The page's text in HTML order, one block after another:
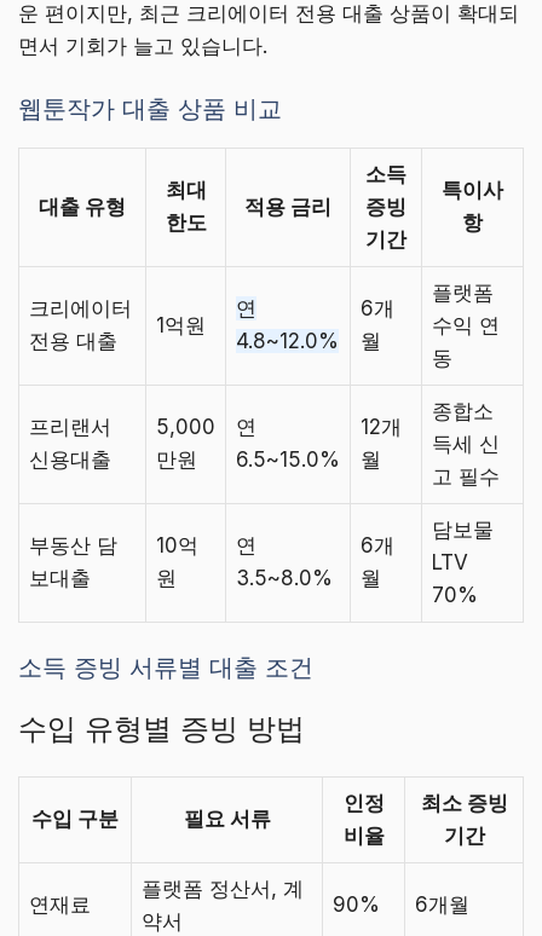
운 편이지만, 최근 크리에이터 전용 대출 상품이 확대되
면서 기회가 늘고 있습니다.
웹툰작가 대출 상품 비교
대출 유형
최대
한도
적용 금리
소득
증빙
기간
특이사
항
크리에이터
전용 대출
1억원
연
4.8~12.0%
6개
월
플랫폼
수익 연
동
프리랜서
신용대출
5,000
만원
연
6.5~15.0%
12개
월
종합소
득세 신
고 필수
부동산 담
보대출
10억
원
연
3.5~8.0%
6개
월
담보물
LTV
70%
소득 증빙 서류별 대출 조건
수입 유형별 증빙 방법
수입 구분 필요 서류
인정
비율
최소 증빙
기간
연재료
플랫폼 정산서, 계
약서
90% 6개월